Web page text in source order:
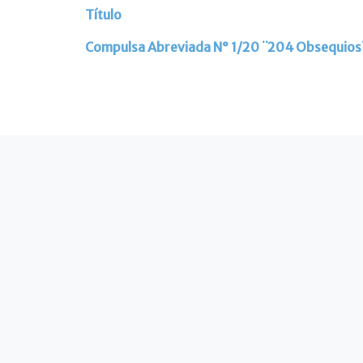
Artículos
Título
Compulsa Abreviada N° 1/20 ¨204